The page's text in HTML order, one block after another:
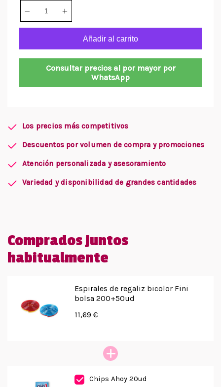
Añadir al carrito
Consultar precios al por mayor por
WhatsApp
Los precios más competitivos
Descuentos por volumen de compra y promociones
Atención personalizada y asesoramiento
Variedad y disponibilidad de grandes cantidades
Comprados juntos
habitualmente
Espirales de regaliz bicolor Fini
bolsa 200+50ud
11,69 €
Chips Ahoy 20ud